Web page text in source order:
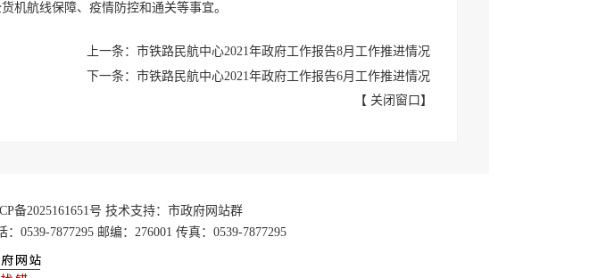
机航线保障、疫情防控和通关等事宜。
上一条：市铁路民航中心2021年政府工作报告8月工作推进情况
下一条：市铁路民航中心2021年政府工作报告6月工作推进情况
【 关闭窗口 】
备2025161651号 技术支持：市政府网站群
0539-7877295 邮编：276001 传真：0539-7877295